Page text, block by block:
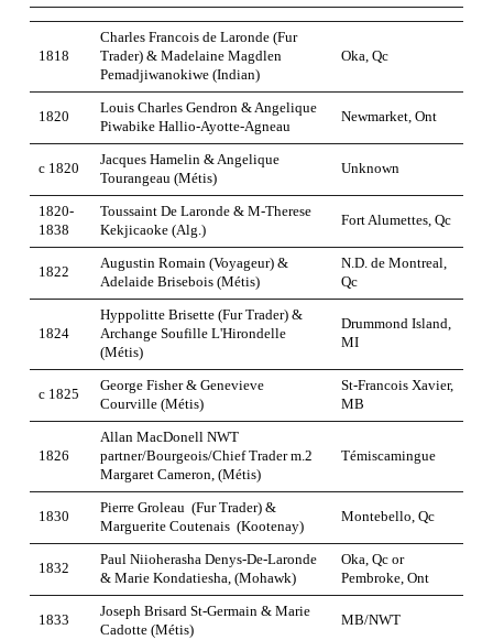
1818
Charles Francois de Laronde (Fur
Trader) & Madelaine Magdlen
Pemadjiwanokiwe (Indian)
Oka, Qc
1820
Louis Charles Gendron & Angelique
Piwabike Hallio-Ayotte-Agneau
Newmarket, Ont
c 1820
Jacques Hamelin & Angelique
Tourangeau (Métis)
Unknown
1820-
1838
Toussaint De Laronde & M-Therese
Kekjicaoke (Alg.)
Fort Alumettes, Qc
1822
Augustin Romain (Voyageur) &
Adelaide Brisebois (Métis)
N.D. de Montreal,
Qc
1824
Hyppolitte Brisette (Fur Trader) &
Archange Soufille L'Hirondelle
(Métis)
Drummond Island,
MI
c 1825
George Fisher & Genevieve
Courville (Métis)
St-Francois Xavier,
MB
1826
Allan MacDonell NWT
partner/Bourgeois/Chief Trader m.2
Margaret Cameron, (Métis)
Témiscamingue
1830
Pierre Groleau (Fur Trader) &
Marguerite Coutenais (Kootenay)
Montebello, Qc
1832
Paul Niioherasha Denys-De-Laronde
& Marie Kondatiesha, (Mohawk)
Oka, Qc or
Pembroke, Ont
1833
Joseph Brisard St-Germain & Marie
Cadotte (Métis)
MB/NWT